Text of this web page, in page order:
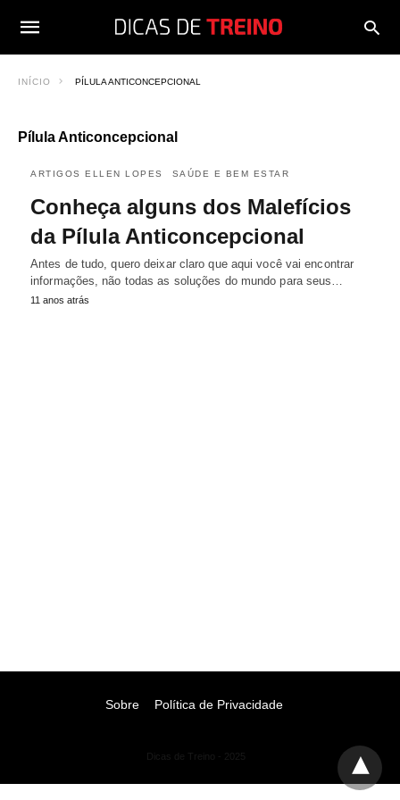
INÍCIO PÍLULA ANTICONCEPCIONAL
Pílula Anticoncepcional
ARTIGOS ELLEN LOPES SAÚDE E BEM ESTAR
Conheça alguns dos Malefícios
da Pílula Anticoncepcional
Antes de tudo, quero deixar claro que aqui você vai encontrar
informações, não todas as soluções do mundo para seus…
11 anos atrás
Sobre Política de Privacidade
Dicas de Treino - 2025